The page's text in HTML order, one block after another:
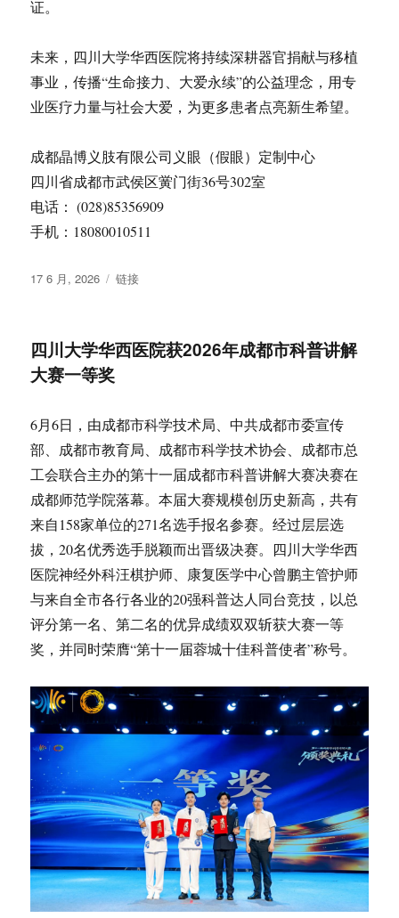
证。
未来，四川大学华西医院将持续深耕器官捐献与移植
事业，传播“生命接力、大爱永续”的公益理念，用专
业医疗力量与社会大爱，为更多患者点亮新生希望。
成都晶博义肢有限公司义眼（假眼）定制中心
四川省成都市武侯区黉门街36号302室
电话： (028)85356909
手机：18080010511
发
17 6 月, 2026
格
链接
四川大学华西医院获2026年成都市科普讲解
大赛一等奖
6月6日，由成都市科学技术局、中共成都市委宣传
部、成都市教育局、成都市科学技术协会、成都市总
工会联合主办的第十一届成都市科普讲解大赛决赛在
成都师范学院落幕。本届大赛规模创历史新高，共有
来自158家单位的271名选手报名参赛。经过层层选
拔，20名优秀选手脱颖而出晋级决赛。四川大学华西
医院神经外科汪棋护师、康复医学中心曾鹏主管护师
与来自全市各行各业的20强科普达人同台竞技，以总
评分第一名、第二名的优异成绩双双斩获大赛一等
奖，并同时荣膺“第十一届蓉城十佳科普使者”称号。